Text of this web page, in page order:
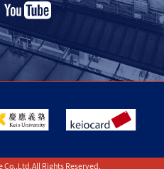
Co.,Ltd.All Rights Reserved.